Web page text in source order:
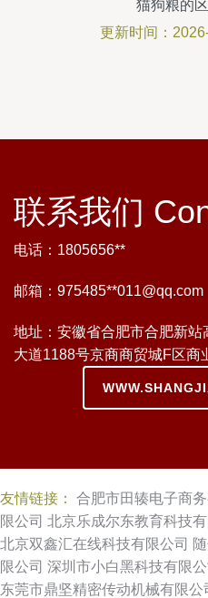
猫狗粮的
更新时间：
联系我们
电话：1805656**
邮箱：975485**011@qq.com
地址：安徽省合肥市合肥新
大道1188号京商商贸城F区商
友情链接： 合肥市田辏电子商
限公司 北京乐成尔东教育科技有
北京双鑫汇在线科技有限公司
限公司 深圳市小白黑科技有限公
东莞市鼎坚精密传动机械有限公